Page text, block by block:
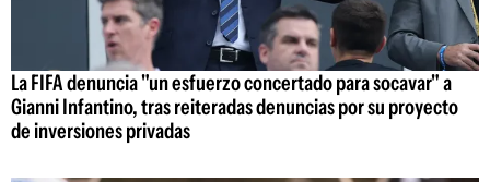
La FIFA denuncia "un esfuerzo concertado para socavar" a
Gianni Infantino, tras reiteradas denuncias por su proyecto
de inversiones privadas